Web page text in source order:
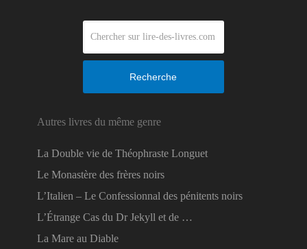
Recherche
Autres livres du même genre
La Double vie de Théophraste Longuet
Le Monastère des frères noirs
L’Italien – Le Confessionnal des pénitents noirs
L’Étrange Cas du Dr Jekyll et de …
La Mare au Diable